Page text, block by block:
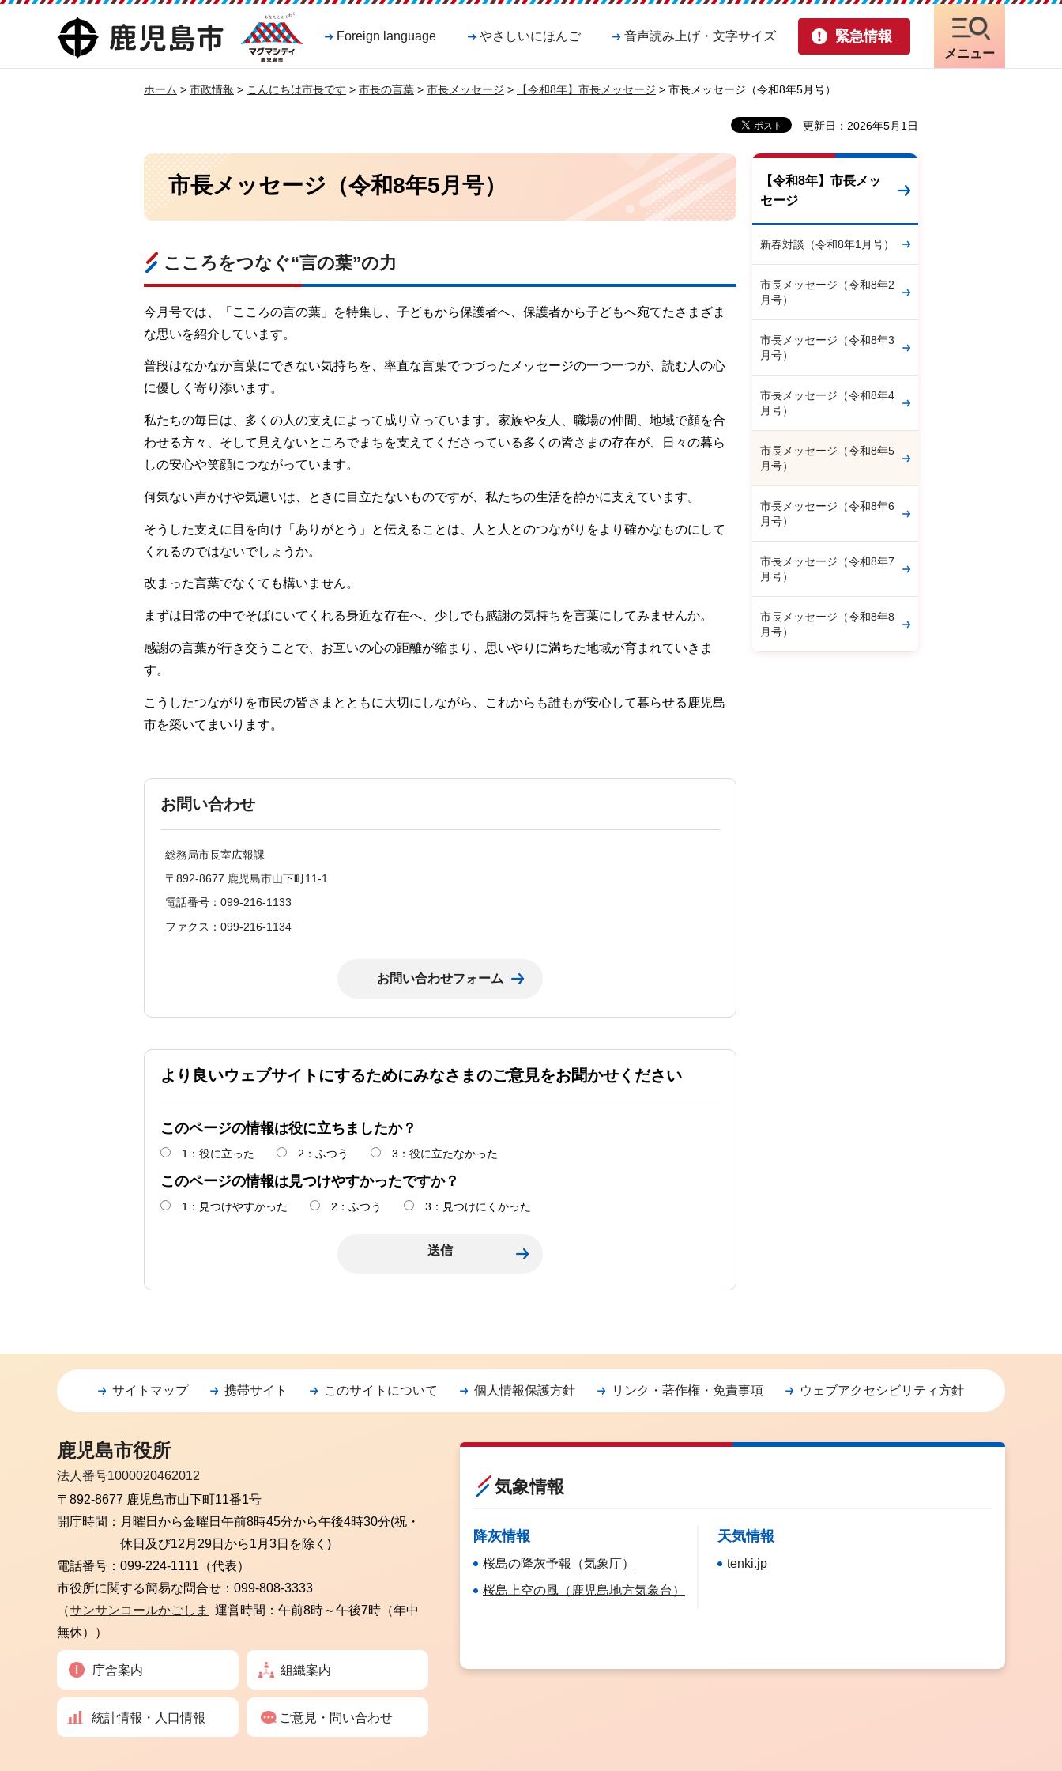
鹿児島市
マグマシティ
鹿児島市
Foreign language やさしいにほんご 音声読み上げ・文字サイズ 緊急情報
メニュー
ホーム > 市政情報 > こんにちは市長です > 市長の言葉 > 市長メッセージ > 【令和8年】市長メッセージ > 市長メッセージ（令和8年5月号）
更新日：2026年5月1日
市長メッセージ（令和8年5月号）
こころをつなぐ“言の葉”の力
今月号では、「こころの言の葉」を特集し、子どもから保護者へ、保護者から子どもへ宛てたさまざま
な思いを紹介しています。
普段はなかなか言葉にできない気持ちを、率直な言葉でつづったメッセージの一つ一つが、読む人の心
に優しく寄り添います。
私たちの毎日は、多くの人の支えによって成り立っています。家族や友人、職場の仲間、地域で顔を合
わせる方々、そして見えないところでまちを支えてくださっている多くの皆さまの存在が、日々の暮ら
しの安心や笑顔につながっています。
何気ない声かけや気遣いは、ときに目立たないものですが、私たちの生活を静かに支えています。
そうした支えに目を向け「ありがとう」と伝えることは、人と人とのつながりをより確かなものにして
くれるのではないでしょうか。
改まった言葉でなくても構いません。
まずは日常の中でそばにいてくれる身近な存在へ、少しでも感謝の気持ちを言葉にしてみませんか。
感謝の言葉が行き交うことで、お互いの心の距離が縮まり、思いやりに満ちた地域が育まれていきま
す。
こうしたつながりを市民の皆さまとともに大切にしながら、これからも誰もが安心して暮らせる鹿児島
市を築いてまいります。
お問い合わせ
総務局市長室広報課
〒892-8677 鹿児島市山下町11-1
電話番号：099-216-1133
ファクス：099-216-1134
より良いウェブサイトにするためにみなさまのご意見をお聞かせください
このページの情報は役に立ちましたか？
1：役に立った 2：ふつう 3：役に立たなかった
このページの情報は見つけやすかったですか？
1：見つけやすかった 2：ふつう 3：見つけにくかった
【令和8年】市長メッ
セージ
新春対談（令和8年1月号）
市長メッセージ（令和8年2
月号）
市長メッセージ（令和8年3
月号）
市長メッセージ（令和8年4
月号）
市長メッセージ（令和8年5
月号）
市長メッセージ（令和8年6
月号）
市長メッセージ（令和8年7
月号）
市長メッセージ（令和8年8
月号）
サイトマップ 携帯サイト このサイトについて 個人情報保護方針 リンク・著作権・免責事項 ウェブアクセシビリティ方針
鹿児島市役所
法人番号1000020462012
〒892-8677 鹿児島市山下町11番1号
開庁時間： 月曜日から金曜日 午前8時45分から午後4時30分(祝・
休日及び12月29日から1月3日を除く)
電話番号： 099-224-1111（代表）
市役所に関する簡易な問合せ： 099-808-3333
（サンサンコールかごしま
運営時間：午前8時～午後7時（年中
無休））
庁舎案内 組織案内
統計情報・人口情報 ご意見・問い合わせ
気象情報
降灰情報
桜島の降灰予報（気象庁）
桜島上空の風（鹿児島地方気象台）
天気情報
tenki.jp